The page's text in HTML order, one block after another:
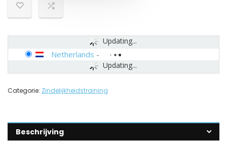
Updating...
Updating...
Netherlands -
Categorie: Zindelijkheidstraining
Beschrijving